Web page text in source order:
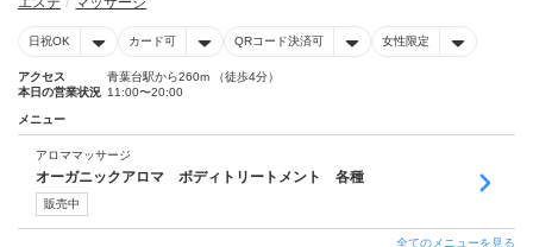
日祝OK カード可 QRコード決済可 女性限定
アクセス
青葉台駅から260m （徒歩4分）
本日の営業状況 11:00〜20:00
メニュー
アロママッサージ
オーガニックアロマ ボディトリートメント 各種
販売中
全てのメニューを見る